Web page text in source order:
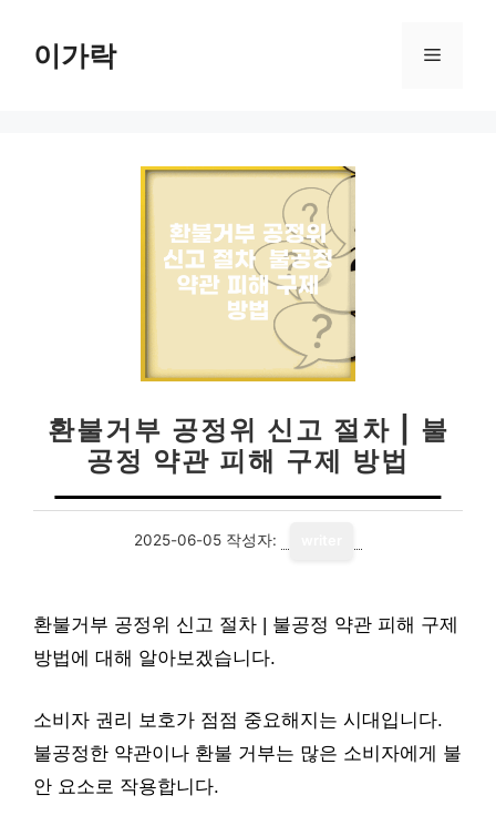
이가락 메
환불거부 공정위 신고 절차 | 불
공정 약관 피해 구제 방법
2025-06-05 작성자:
환불거부 공정위 신고 절차 | 불공정 약관 피해 구제
방법에 대해 알아보겠습니다.
소비자 권리 보호가 점점 중요해지는 시대입니다.
불공정한 약관이나 환불 거부는 많은 소비자에게 불
안 요소로 작용합니다.